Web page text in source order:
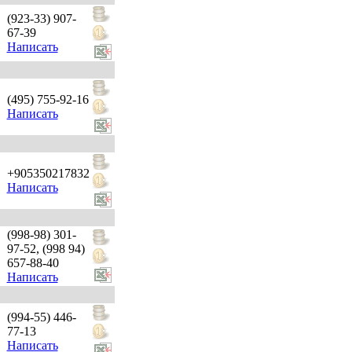
(923-33) 907-
67-39
Написать
(495) 755-92-16
Написать
+905350217832
Написать
(998-98) 301-
97-52, (998 94)
657-88-40
Написать
(994-55) 446-
77-13
Написать